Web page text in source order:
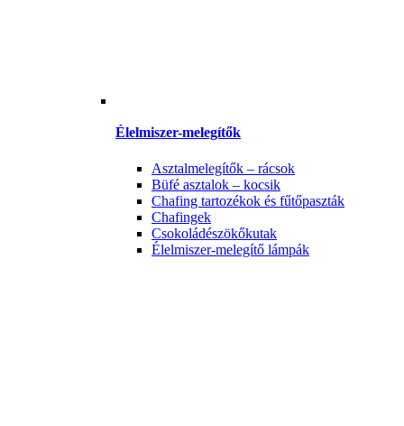
Élelmiszer-melegítők
Asztalmelegítők – rácsok
Büfé asztalok – kocsik
Chafing tartozékok és fűtőpaszták
Chafingek
Csokoládészökőkutak
Élelmiszer-melegítő lámpák